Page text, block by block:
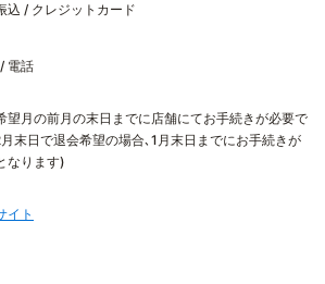
込 / クレジットカード
電話
望月の前月の末日までに店舗にてお手続きが必要で
末日で退会希望の場合､1月末日までにお手続きが
なります)
イト